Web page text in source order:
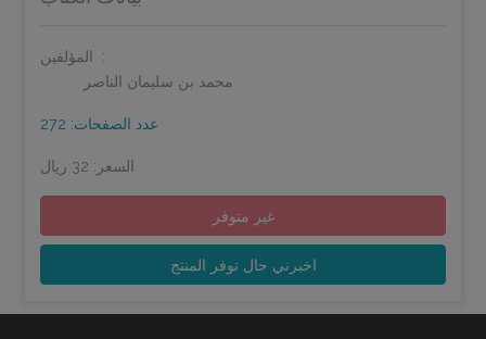
المؤلفين:
محمد بن سليمان الناصر
عدد الصفحات: 272
السعر: 32 ريال
غير متوفر
اخبرني حال توفر المنتج